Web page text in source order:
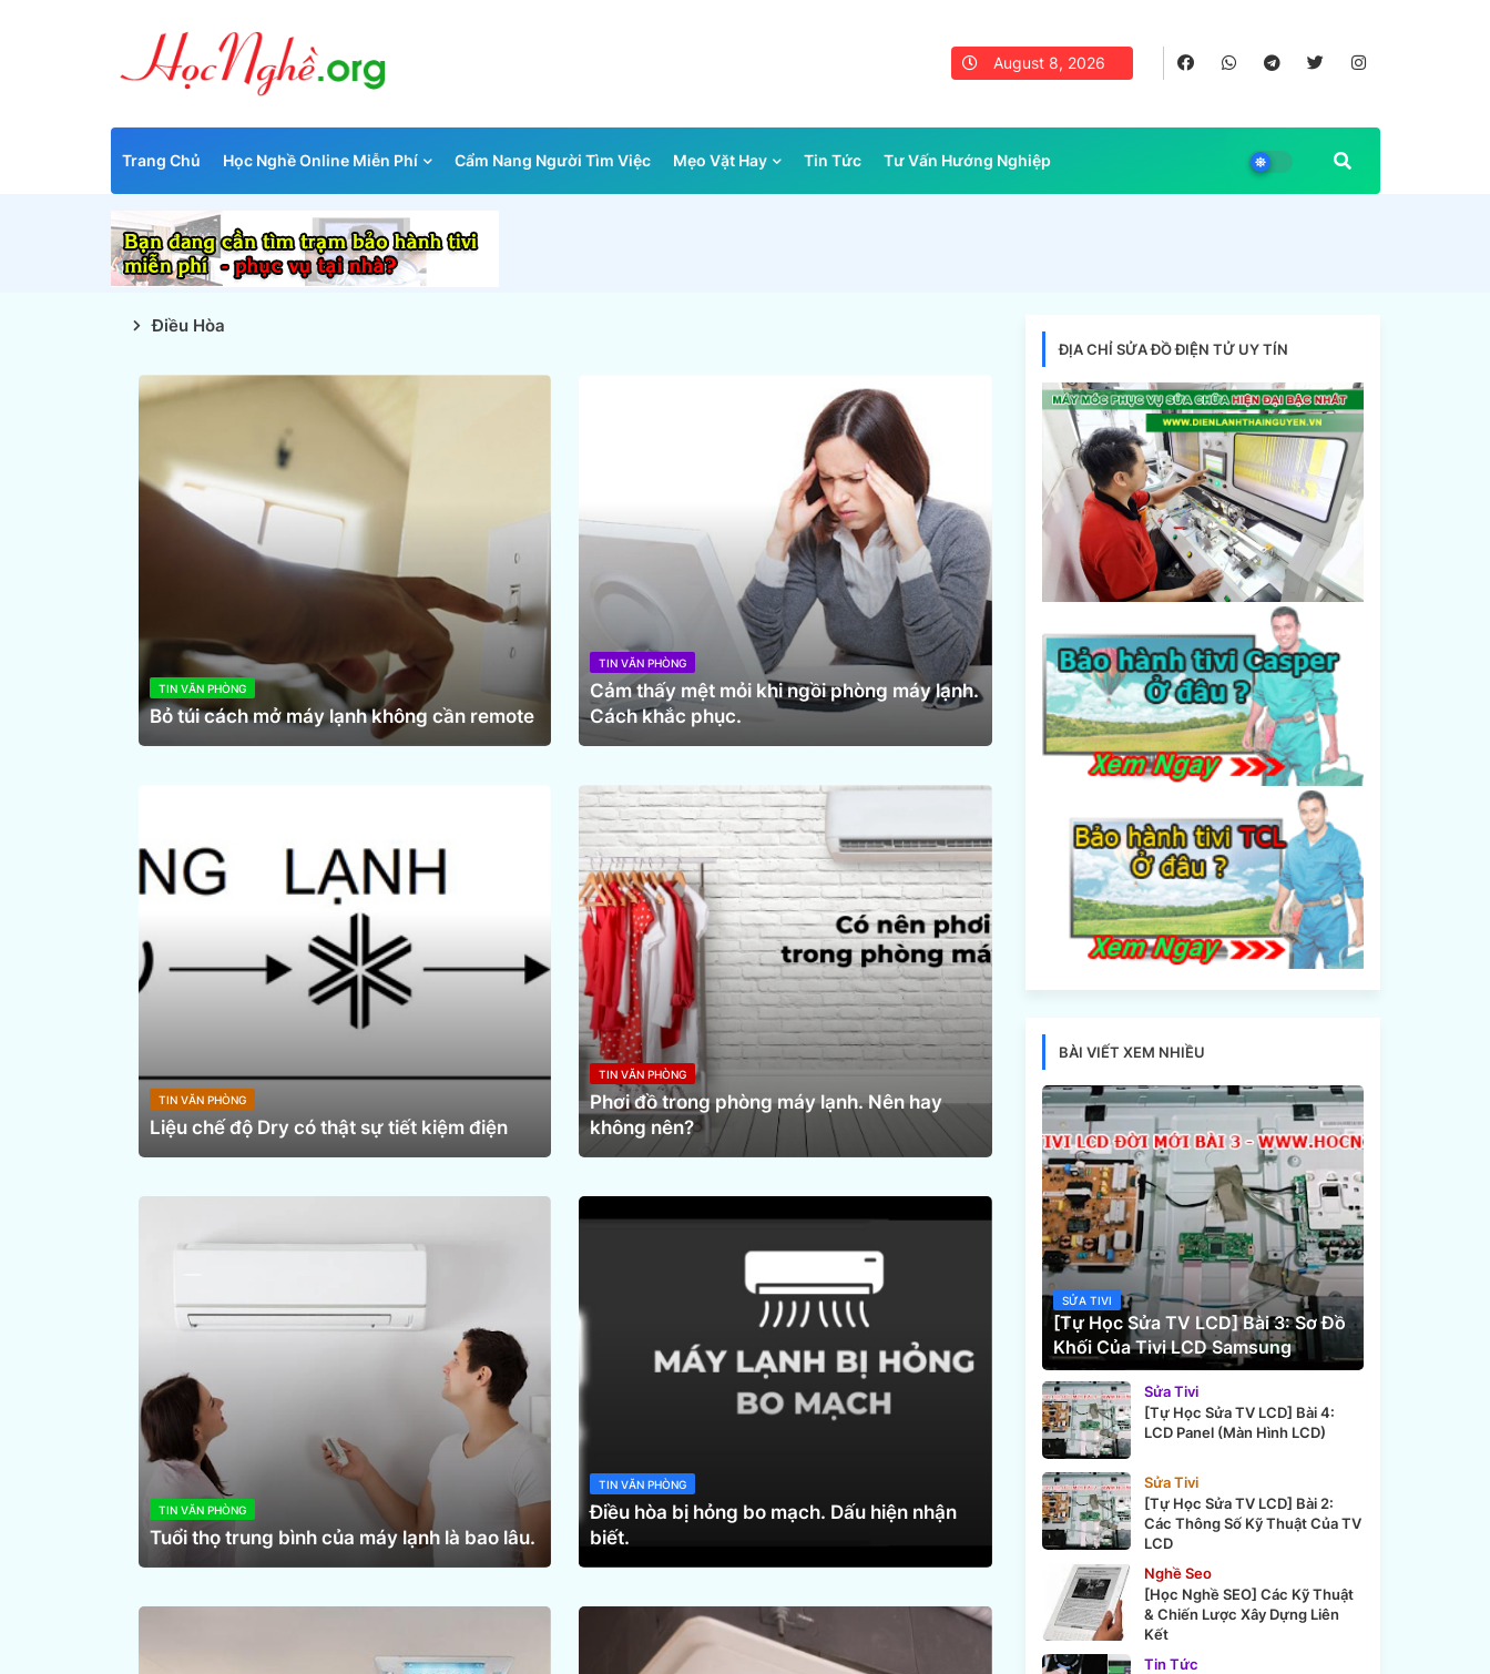
August 8, 2026
Trang Chủ Học Nghề Online Miễn Phí Cẩm Nang Người Tìm Việc Mẹo Vặt Hay Tin Tức Tư Vấn Hướng Nghiệp
Điều Hòa
TIN VĂN PHÒNG
Bỏ túi cách mở máy lạnh không cần remote
TIN VĂN PHÒNG
Cảm thấy mệt mỏi khi ngồi phòng máy lạnh.
Cách khắc phục.
TIN VĂN PHÒNG
Liệu chế độ Dry có thật sự tiết kiệm điện
TIN VĂN PHÒNG
Phơi đồ trong phòng máy lạnh. Nên hay
không nên?
TIN VĂN PHÒNG
Tuổi thọ trung bình của máy lạnh là bao lâu.
TIN VĂN PHÒNG
Điều hòa bị hỏng bo mạch. Dấu hiện nhận
biết.
ĐỊA CHỈ SỬA ĐỒ ĐIỆN TỬ UY TÍN
BÀI VIẾT XEM NHIỀU
SỬA TIVI
[Tự Học Sửa TV LCD] Bài 3: Sơ Đồ
Khối Của Tivi LCD Samsung
Sửa Tivi
[Tự Học Sửa TV LCD] Bài 4:
LCD Panel (Màn Hình LCD)
Sửa Tivi
[Tự Học Sửa TV LCD] Bài 2:
Các Thông Số Kỹ Thuật Của TV
LCD
Nghề Seo
[Học Nghề SEO] Các Kỹ Thuật
& Chiến Lược Xây Dựng Liên
Kết
Tin Tức